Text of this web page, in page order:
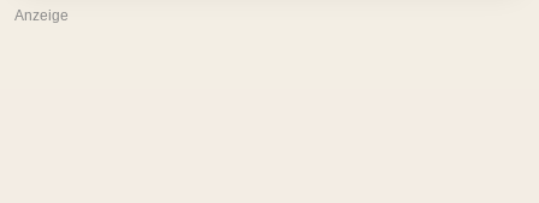
Anzeige